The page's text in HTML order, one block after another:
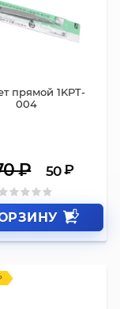
₽
прямой 1KPT-
004
₽ 50 ₽